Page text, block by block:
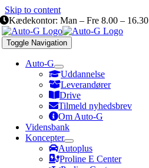
Skip to content
Kædekontor: Man – Fre 8.00 – 16.30
Toggle Navigation
Auto-G
Uddannelse
Leverandører
Drive
Tilmeld nyhedsbrev
Om Auto-G
Vidensbank
Koncepter
Autoplus
Proline E Center